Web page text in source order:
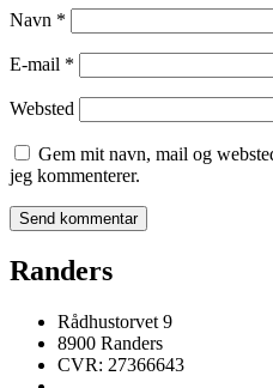
Navn *
E-mail *
Websted
Gem mit navn, mail og
jeg kommenterer.
Randers
Rådhustorvet 9
8900 Randers
CVR: 27366643